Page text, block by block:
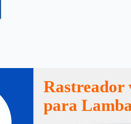
Rastreador
para